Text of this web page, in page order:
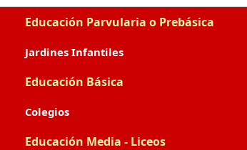
Educación Parvularia o Prebásica
Jardines Infantiles
Educación Básica
Colegios
Educación Media - Liceos